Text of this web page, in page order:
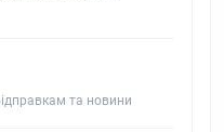
та новини